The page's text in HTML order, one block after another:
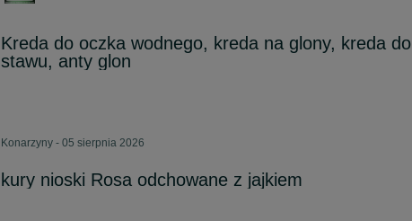
Kreda do oczka wodnego, kreda na glony, kreda do
stawu, anty glon
Konarzyny - 05 sierpnia 2026
kury nioski Rosa odchowane z jajkiem